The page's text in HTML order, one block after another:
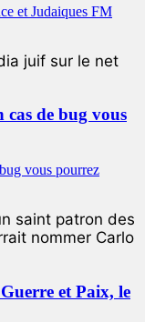
juif sur le net
cas de bug vous
saint patron des
nommer Carlo
et Paix, le